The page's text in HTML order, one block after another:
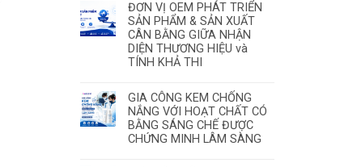
ĐƠN VỊ OEM PHÁT TRIỂN
SẢN PHẨM & SẢN XUẤT
CÂN BẰNG GIỮA NHẬN
DIỆN THƯƠNG HIỆU và
TÍNH KHẢ THI
GIA CÔNG KEM CHỐNG
NẮNG VỚI HOẠT CHẤT CÓ
BẰNG SÁNG CHẾ ĐƯỢC
CHỨNG MINH LÂM SÀNG